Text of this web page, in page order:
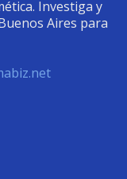
Investiga y
Aires para